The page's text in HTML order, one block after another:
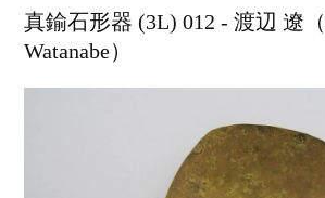
真鍮石形器 (3L) 012 - 渡辺 遼
Watanabe）